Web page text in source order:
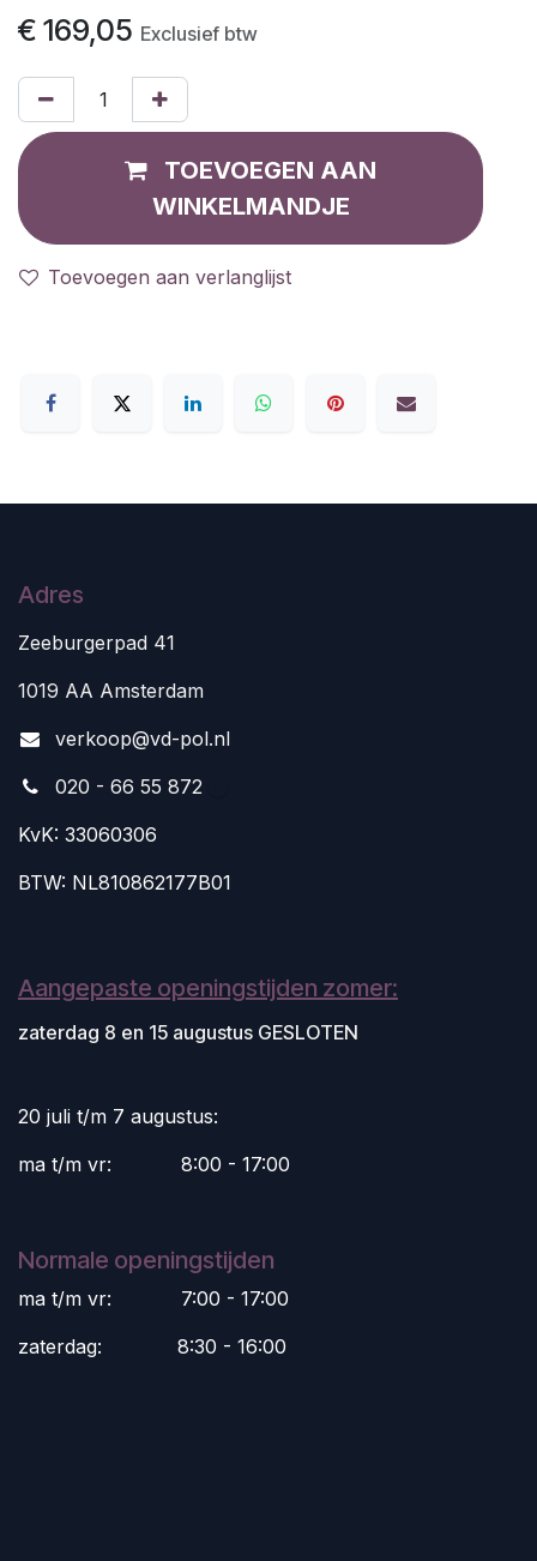
€ 169,05 Exclusief btw
TOEVOEGEN AAN
WINKELMANDJE
Toevoegen aan verlanglijst
Adres
Zeeburgerpad 41
1019 AA Amsterdam
verkoop@vd-pol.nl
020 - 66 55 872
KvK: 33060306
BTW: NL810862177B01
Aangepaste openingstijden zomer:
zaterdag 8 en 15 augustus GESLOTEN
20 juli t/m 7 augustus:
ma t/m vr:
​8:00 - 17:00
Normale openingstijden
ma t/m vr:
​7:00 - 17:00
zaterdag:
​8:30 - 16:00